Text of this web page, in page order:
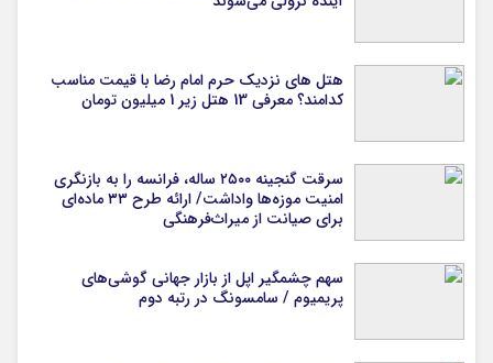
هتل های نزدیک حرم امام رضا با قیمت مناسب
کدامند؟ معرفی 13 هتل زیر 1 میلیون تومان
سرقت گنجینه ۲۵۰۰ ساله، فرانسه را به بازنگری
امنیت موزه‌ها واداشت/ ارائه طرح ۳۳ ماده‌ای
برای صیانت از میراث‌فرهنگی
سهم چشمگیر اپل از بازار جهانی گوشی‌های
پریمیوم / سامسونگ در رتبه دوم